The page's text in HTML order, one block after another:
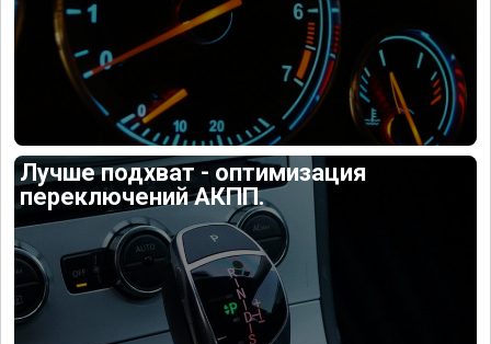
Лучше подхват - оптимизация
переключений АКПП.